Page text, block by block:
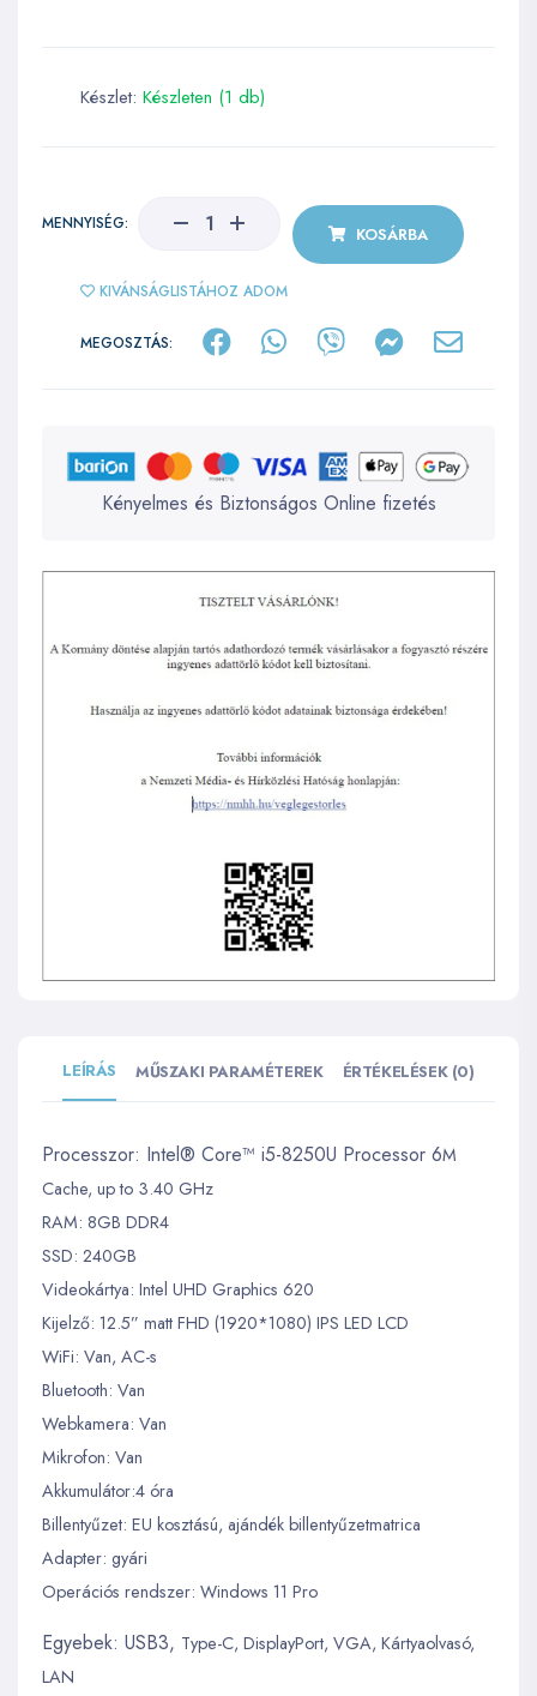
Készlet: Készleten (1 db)
MENNYISÉG: KOSÁRBA
KIVÁNSÁGLISTÁHOZ ADOM
MEGOSZTÁS:
Kényelmes és Biztonságos Online fizetés
LEÍRÁS MŰSZAKI PARAMÉTEREK ÉRTÉKELÉSEK (0)
Processzor: Intel® Core™ i5-8250U Processor 6M
Cache, up to 3.40 GHz
RAM: 8GB DDR4
SSD: 240GB
Videokártya: Intel UHD Graphics 620
Kijelző: 12.5” matt FHD (1920*1080) IPS LED LCD
WiFi: Van, AC-s
Bluetooth: Van
Webkamera: Van
Mikrofon: Van
Akkumulátor:4 óra
Billentyűzet: EU kosztású, ajándék billentyűzetmatrica
Adapter: gyári
Operációs rendszer: Windows 11 Pro
Egyebek: USB3, Type-C, DisplayPort, VGA, Kártyaolvasó,
LAN